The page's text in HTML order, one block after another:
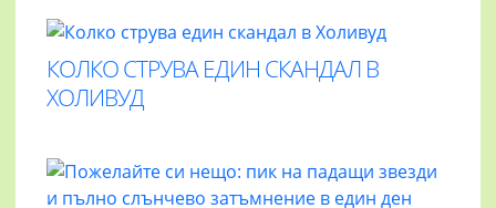
КОЛКО СТРУВА ЕДИН СКАНДАЛ В
ХОЛИВУД